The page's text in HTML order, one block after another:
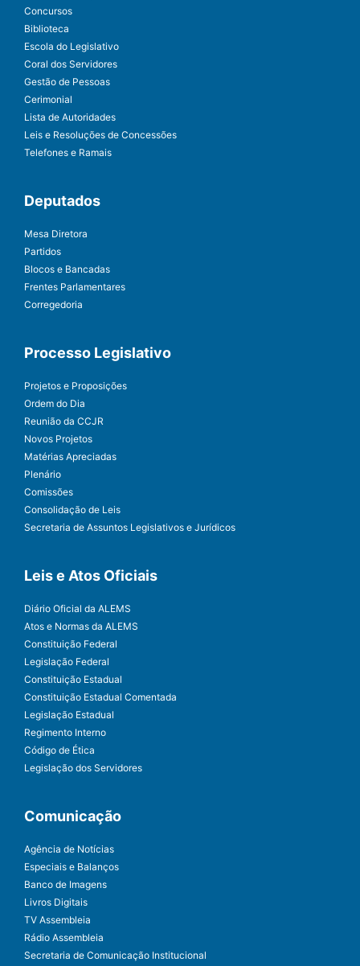
Concursos
Biblioteca
Escola do Legislativo
Coral dos Servidores
Gestão de Pessoas
Cerimonial
Lista de Autoridades
Leis e Resoluções de Concessões
Telefones e Ramais
Deputados
Mesa Diretora
Partidos
Blocos e Bancadas
Frentes Parlamentares
Corregedoria
Processo Legislativo
Projetos e Proposições
Ordem do Dia
Reunião da CCJR
Novos Projetos
Matérias Apreciadas
Plenário
Comissões
Consolidação de Leis
Secretaria de Assuntos Legislativos e Jurídicos
Leis e Atos Oficiais
Diário Oficial da ALEMS
Atos e Normas da ALEMS
Constituição Federal
Legislação Federal
Constituição Estadual
Constituição Estadual Comentada
Legislação Estadual
Regimento Interno
Código de Ética
Legislação dos Servidores
Comunicação
Agência de Notícias
Especiais e Balanços
Banco de Imagens
Livros Digitais
TV Assembleia
Rádio Assembleia
Secretaria de Comunicação Institucional